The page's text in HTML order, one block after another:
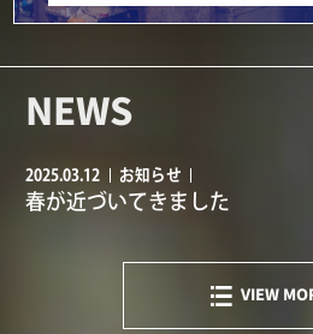
NEWS
2025.03.12 お知らせ
春が近づいてきました
VIEW